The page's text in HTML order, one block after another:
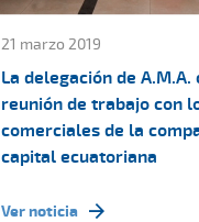
21 marzo 2019
La delegación de
reunión de trabajo con
comerciales de la
capital ecuatoriana
Ver noticia